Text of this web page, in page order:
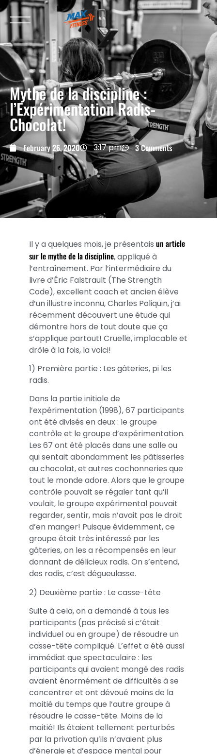
Mythe de la discipline :
l’Expérimentation Radis-
Chocolat!
February 26, 2020 3:17 pm 3 Comments
Il y a quelques mois, je présentais un article
sur le mythe de la discipline, appliqué à
l’entraînement. Par l’intermédiaire du
livre d’Éric Falstrault (The Strength
Code), excellent coach et ancien élève
d’un illustre inconnu, Charles Poliquin, j’ai
récemment découvert une étude qui
démontre hors de tout doute que ça
s’applique partout! Cruelle, implacable et
drôle à la fois, la voici!
1) Première partie : Les gâteries, pi les
radis.
Dans la partie initiale de
l’expérimentation (1998), 67 participants
ont été divisés en deux : le groupe
contrôle et le groupe d’expérimentation.
Les 67 ont été placés dans une salle ou
qui sentait abondamment les pâtisseries
au chocolat, et autres cochonneries que
tout le monde adore. Alors que le groupe
contrôle pouvait se régaler tant qu’il
voulait, le groupe expérimental pouvait
regarder, sentir, mais n’avait pas le droit
d’en manger! Puisque évidemment, ce
groupe était très intéressé par les
gâteries, on les a récompensés en leur
donnant de délicieux radis. On s’entend,
des radis, c’est dégueulasse.
2) Deuxième partie : Le casse-tête
Suite à cela, on a demandé à tous les
participants (pas précisé si c’était
individuel ou en groupe) de résoudre un
casse-tête compliqué. L’effet a été aussi
immédiat que spectaculaire : les
participants qui avaient mangé des radis
avaient énormément de difficultés à se
concentrer et ont dévoué moins de la
moitié du temps que l’autre groupe à
résoudre le casse-tête. Moins de la
moitié! Ils étaient tellement perturbés
par la privation qu’ils n’avaient plus
d’énergie et d’espace mental pour